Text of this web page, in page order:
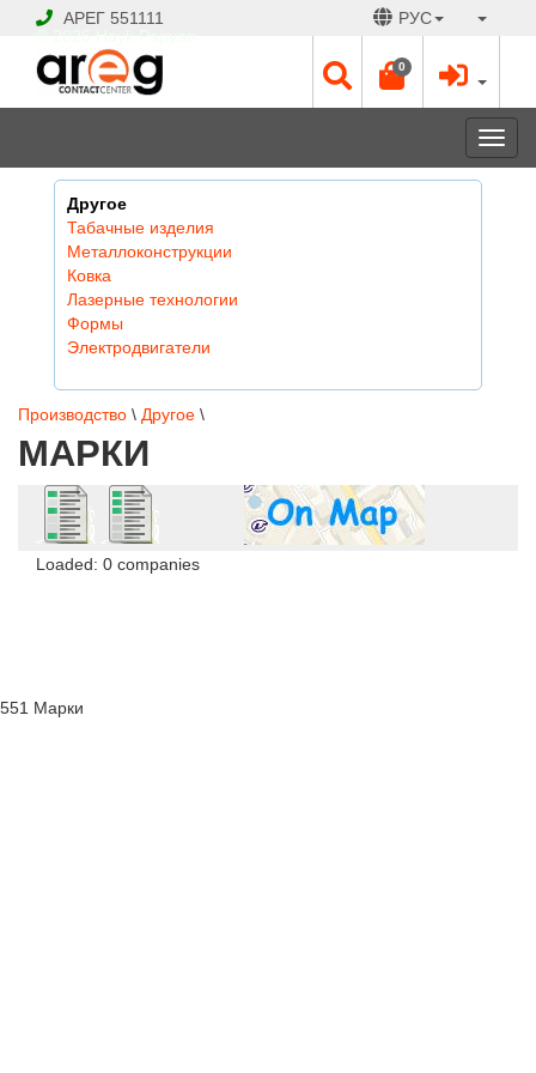
АРЕГ 551111 РУС
0
Другое
Табачные изделия
Металлоконструкции
Ковка
Лазерные технологии
Формы
Электродвигатели
Производство \ Другое \
МАРКИ
Loaded: 0 companies
551 Марки